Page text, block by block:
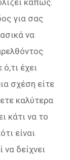
κάπως.
για σας
να
έχει
σχέση είτε
καλύτερα
κάτι να το
είναι
δείχνει